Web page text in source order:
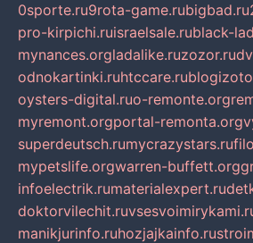
0sporte.ru9rota-game.rubigbad.ru
pro-kirpichi.ruisraelsale.rublack-
mynances.orgladalike.ruzozor.ru
odnokartinki.ruhtccare.ru
oysters-digital.ruo-remonte.org
myremont.orgportal-remonta.org
superdeutsch.rumycrazystars.ru
mypetslife.orgwarren-buffett.org
infoelectrik.rumaterialexpert.ru
doktorvilechit.ru
manikjurinfo.ruhozjajkainfo.ru